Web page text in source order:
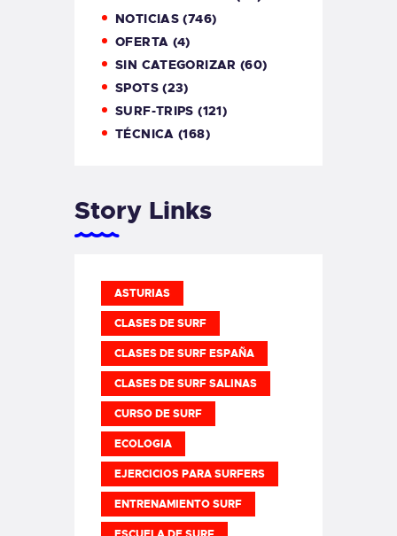
NOTICIAS (746)
OFERTA (4)
SIN CATEGORIZAR (60)
SPOTS(23)
SURF-TRIPS (121)
TÉCNICA (168)
Story Links
ASTURIAS
CLASES DE SURF
CLASES DE SURF ESPAÑA
CLASES DE SURF SALINAS
CURSO DE SURF
ECOLOGIA
EJERCICIOS PARA SURFERS
ENTRENAMIENTO SURF